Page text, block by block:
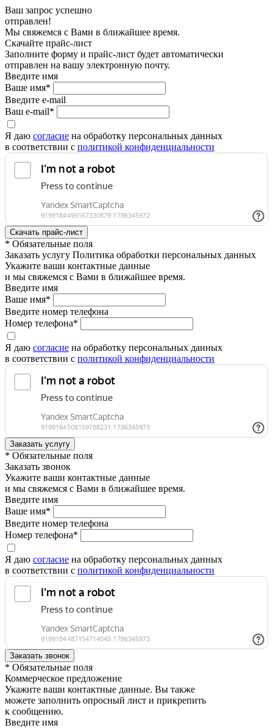
Ваш запрос успешно
отправлен!
Мы свяжемся с Вами в ближайшее время.
Скачайте прайс-лист
Заполните форму и прайс-лист будет автоматически
отправлен на вашу электронную почту.
Введите имя
Ваше имя*
Введите e-mail
Ваш e-mail*
Я даю согласие на обработку персональных данных
в соответствии с политикой конфиденциальности
* Обязательные поля
Заказать услугу Политика обработки персональных данных
Укажите ваши контактные данные
и мы свяжемся с Вами в ближайшее время.
Введите имя
Ваше имя*
Введите номер телефона
Номер телефона*
Я даю согласие на обработку персональных данных
в соответствии с политикой конфиденциальности
* Обязательные поля
Заказать звонок
Укажите ваши контактные данные
и мы свяжемся с Вами в ближайшее время.
Введите имя
Ваше имя*
Введите номер телефона
Номер телефона*
Я даю согласие на обработку персональных данных
в соответствии с политикой конфиденциальности
* Обязательные поля
Коммерческое предложение
Укажите ваши контактные данные. Вы также
можете заполнить опросный лист и прикрепить
к сообщению.
Введите имя